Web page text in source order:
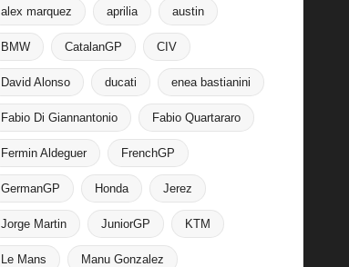
alex marquez aprilia austin
BMW CatalanGP CIV
David Alonso ducati enea bastianini
Fabio Di Giannantonio Fabio Quartararo
Fermin Aldeguer FrenchGP
GermanGP Honda Jerez
Jorge Martin JuniorGP KTM
Le Mans Manu Gonzalez